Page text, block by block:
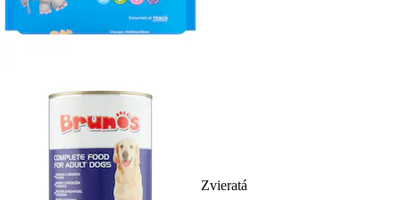
Zvieratá